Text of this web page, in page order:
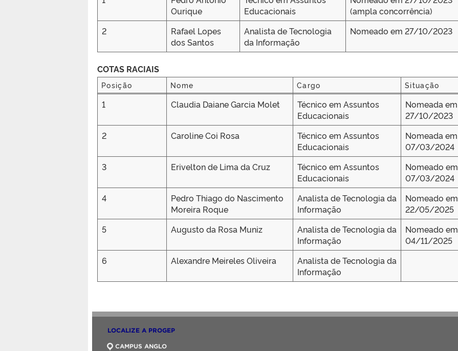
Ourique
Educacionais
(ampla concorrência)
2
Rafael Lopes
dos Santos
Analista de Tecnologia
da Informação
Nomeado em 27/10/2023
COTAS RACIAIS
Posição Nome Cargo
Situação
1 Claudia Daiane Garcia Molet
Técnico em Assuntos
Educacionais
Nomeada em
27/10/2023
2
Caroline Coi Rosa
Técnico em Assuntos
Educacionais
Nomeada em
07/03/2024
3
Erivelton de Lima da Cruz
Técnico em Assuntos
Educacionais
Nomeado em
07/03/2024
4
Pedro Thiago do Nascimento
Moreira Roque
Analista de Tecnologia da
Informação
Nomeado em
22/05/2025
5
Augusto da Rosa Muniz
Analista de Tecnologia da
Informação
Nomeado em
04/11/2025
6
Alexandre Meireles Oliveira
Analista de Tecnologia da
Informação
LOCALIZE A PROGEP
CAMPUS ANGLO